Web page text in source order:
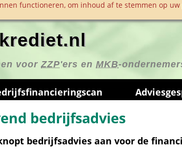
functioneren, om inhoud af te stemmen op
voor ZZP'ers en MKB-
bedrijfsadvies
bedrijfsadvies aan voor de